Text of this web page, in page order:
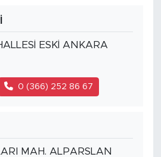
ESKİ ANKARA
0 (366) 252 86 67
MAH. ALPARSLAN